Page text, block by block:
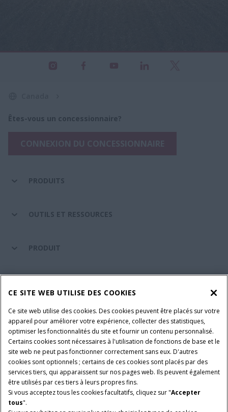
Êtes-vous un concessionnaire?
PRODUITS
OUTILS ET RESSOURCES
PRODUIT
SUIVEZ-NOUS
PARAMÈTRES ET PLUS D'INFORMATIONS
Avis juridiques
Avis de confidentialité
Conditions contractuelles
© 2026 CNH Industrial America LLC. All Rights Reserved. Case IH is a
trademark of CNH Industrial America LLC.
CE SITE WEB UTILISE DES COOKIES
Ce site web utilise des cookies. Des cookies peuvent être placés sur votre
appareil pour améliorer votre expérience, collecter des statistiques,
optimiser les fonctionnalités du site et fournir un contenu personnalisé.
Certains cookies sont nécessaires à l'utilisation de fonctions de base et le
site web ne peut pas fonctionner correctement sans eux. D'autres
cookies sont optionnels ; certains de ces cookies sont placés par des
services tiers, qui apparaissent sur nos pages web. Ils peuvent également
être utilisés par ces tiers à leurs propres fins.
Si vous acceptez tous les cookies facultatifs, cliquez sur "Accepter
tous".